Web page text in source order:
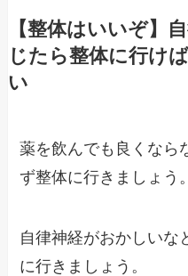
【整体はいいぞ】
じたら整体に行け
い
薬を飲んでも良くなら
ず整体に行きましょう。
自律神経がおかしいな
に行きましょう。